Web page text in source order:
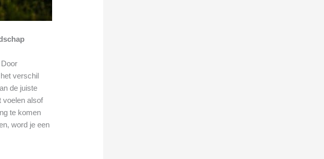
verschil
de juiste
voelen alsof
te komen
word je een